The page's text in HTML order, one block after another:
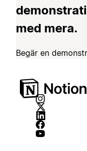
med mera.
Begär en